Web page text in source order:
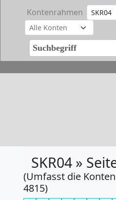
Kontenrahmen
SKR04 »
(Umfasst die
4815)